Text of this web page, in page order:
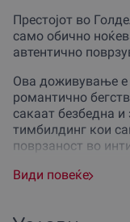
Престојот во
само обично
автентично
Ова доживување е
романтично
сакаат безбедна
тимбилдинг кои
поврзаност во
Без разлика дали
Види повеќе